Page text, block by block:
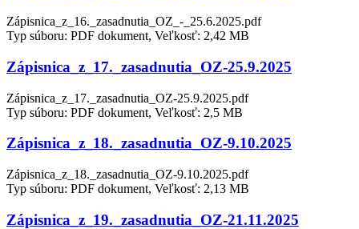
Zápisnica_z_16._zasadnutia_OZ_-_25.6.2025.pdf
Typ súboru: PDF dokument, Veľkosť: 2,42 MB
Zápisnica_z_17._zasadnutia_OZ-25.9.2025
Zápisnica_z_17._zasadnutia_OZ-25.9.2025.pdf
Typ súboru: PDF dokument, Veľkosť: 2,5 MB
Zápisnica_z_18._zasadnutia_OZ-9.10.2025
Zápisnica_z_18._zasadnutia_OZ-9.10.2025.pdf
Typ súboru: PDF dokument, Veľkosť: 2,13 MB
Zápisnica_z_19._zasadnutia_OZ-21.11.2025